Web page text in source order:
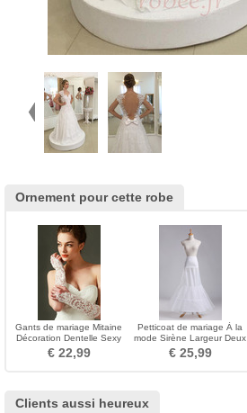
Ornement pour cette robe
Gants de mariage Mitaine
Décoration Dentelle Sexy
Automne Translucide
€ 22,99
Petticoat de mariage À la
mode Sirène Largeur Deux
jantes Corset
€ 25,99
Clients aussi heureux